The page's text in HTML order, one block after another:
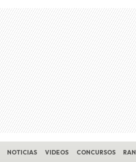
NOTICIAS VIDEOS CONCURSOS